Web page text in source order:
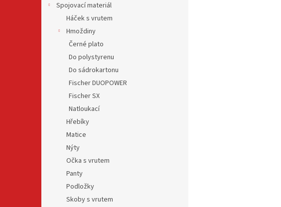
Spojovací materiál
Háček s vrutem
Hmoždiny
Černé plato
Do polystyrenu
Do sádrokartonu
Fischer DUOPOWER
Fischer SX
Natloukací
Hřebíky
Matice
Nýty
Očka s vrutem
Panty
Podložky
Skoby s vrutem